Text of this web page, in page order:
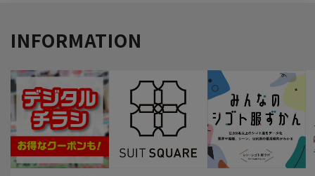
INFORMATION